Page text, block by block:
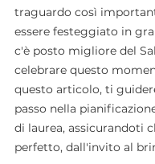
traguardo così
essere festeggiato in
c'è posto migliore del
celebrare questo
questo articolo, ti
passo nella
di laurea, assicurandoti
perfetto, dall'invito al